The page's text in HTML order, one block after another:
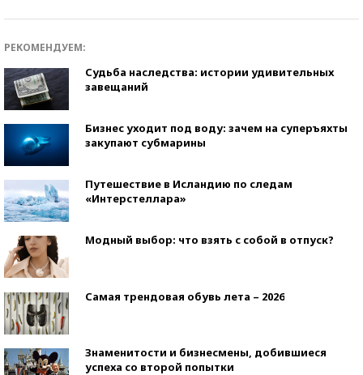
РЕКОМЕНДУЕМ:
Судьба наследства: истории удивительных
завещаний
Бизнес уходит под воду: зачем на суперъяхты
закупают субмарины
Путешествие в Исландию по следам
«Интерстеллара»
Модный выбор: что взять с собой в отпуск?
Самая трендовая обувь лета – 2026
Знаменитости и бизнесмены, добившиеся
успеха со второй попытки